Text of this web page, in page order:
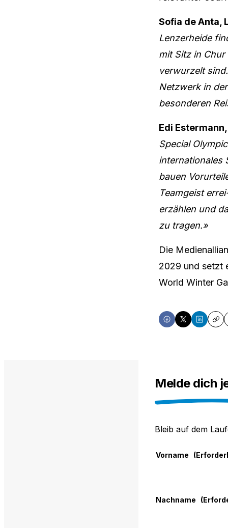
Sofia de Anta,
Lenzerheide
mit Sitz in
verwurzelt
Netzwerk in
besonderen
Edi
Special
internationales
bauen
Teamgeist
erzählen und
zu tragen.»
Die
2029 und setzt
World Winter
ShareShareShare
Melde dich
Bleib auf dem